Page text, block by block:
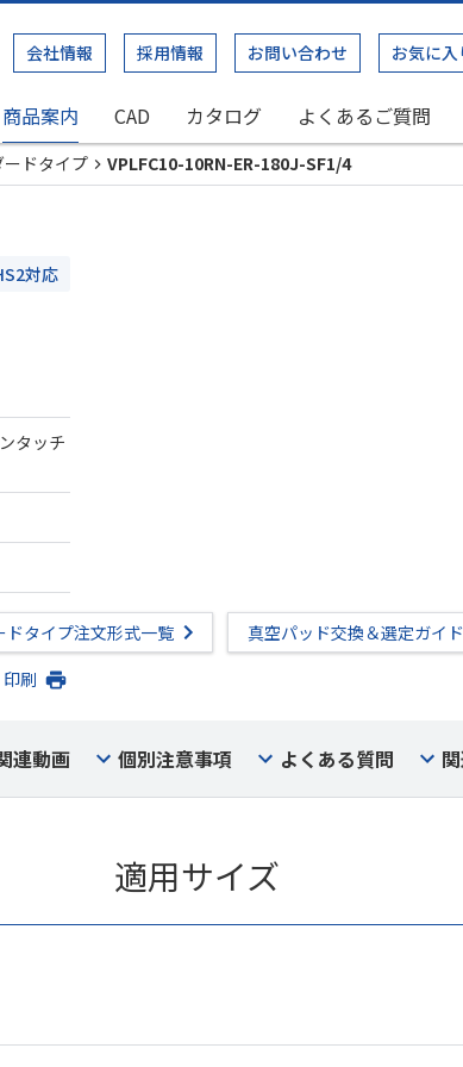
会社情報 採用情報 お問い合わせ お気に入
商品案内 CAD カタログ よくあるご質問
ドタイプ VPLFC10-10RN-ER-180J-SF1/4
対応
タッチ
タイプ注文形式一覧
真空パッド交換＆選定ガイド
印刷
連動画 個別注意事項 よくある質問
適用サイズ